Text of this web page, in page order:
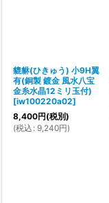
貔貅(ひきゅう) 小9H翼
有(銅製 鍍金 風水八宝
金糸水晶12ミリ玉付)
[iw100220a02]
8,400円(税別)
(税込 : 9,240円)